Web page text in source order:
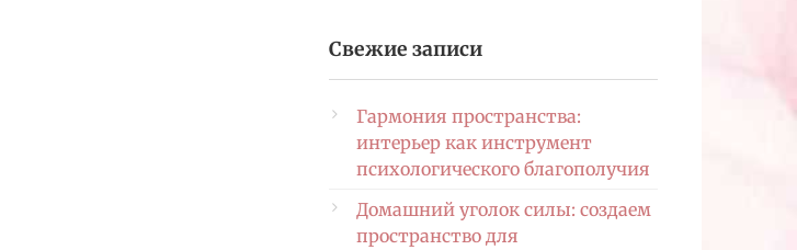
Свежие записи
Гармония пространства:
интерьер как инструмент
психологического благополучия
Домашний уголок силы: создаем
пространство для